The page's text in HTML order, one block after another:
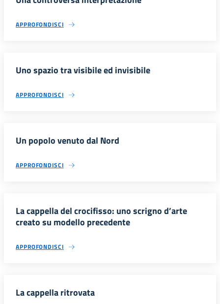
APPROFONDISCI
Uno spazio tra visibile ed invisibile
APPROFONDISCI
Un popolo venuto dal Nord
APPROFONDISCI
La cappella del crocifisso: uno scrigno d’arte
creato su modello precedente
APPROFONDISCI
La cappella ritrovata